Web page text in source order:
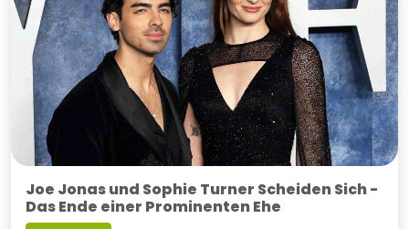
Joe Jonas und Sophie Turner Scheiden Sich -
Das Ende einer Prominenten Ehe